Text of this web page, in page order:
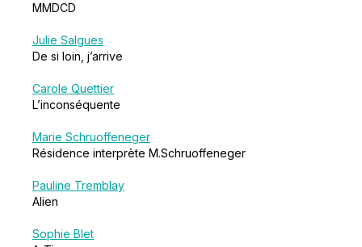
MMDCD
Julie Salgues
De si loin, j’arrive
Carole Quettier
L’inconséquente
Marie Schruoffeneger
Résidence interprète M.Schruoffeneger
Pauline Tremblay
Alien
Sophie Blet